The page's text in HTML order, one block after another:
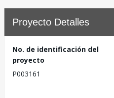
Proyecto Detalles
No. de identificación del
proyecto
P003161